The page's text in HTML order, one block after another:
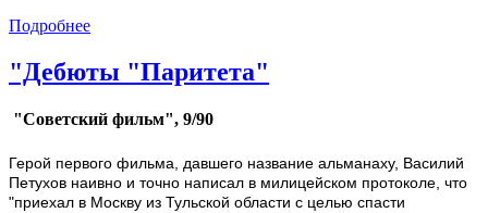
Подробнее
"Дебюты "Паритета"
"Советский фильм", 9/90
Герой первого фильма, давшего название альманаху, Василий
Петухов наивно и точно написал в милицейском протоколе, что
"приехал в Москву из Тульской области с целью спасти